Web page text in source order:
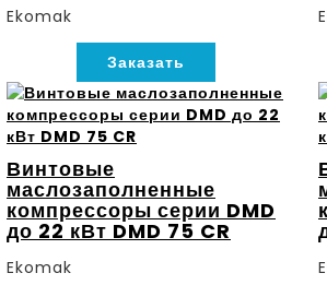
Ekomak
Заказать
Винтовые
маслозаполненные
компрессоры серии DMD
до 22 кВт DMD 75 CR
Ekomak